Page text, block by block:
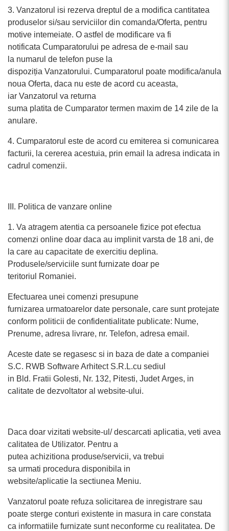
3. Vanzatorul isi rezerva dreptul de a modifica cantitatea
produselor si/sau serviciilor din comanda/Oferta, pentru
motive intemeiate. O astfel de modificare va fi
notificata Cumparatorului pe adresa de e-mail sau
la numarul de telefon puse la
dispoziția Vanzatorului. Cumparatorul poate modifica/anula
noua Oferta, daca nu este de acord cu aceasta,
iar Vanzatorul va returna
suma platita de Cumparator termen maxim de 14 zile de la
anulare.
4. Cumparatorul este de acord cu emiterea si comunicarea
facturii, la cererea acestuia, prin email la adresa indicata in
cadrul comenzii.
III. Politica de vanzare online
1. Va atragem atentia ca persoanele fizice pot efectua
comenzi online doar daca au implinit varsta de 18 ani, de
la care au capacitate de exercitiu deplina.
Produsele/serviciile sunt furnizate doar pe
teritoriul Romaniei.
Efectuarea unei comenzi presupune
furnizarea urmatoarelor date personale, care sunt protejate
conform politicii de confidentialitate publicate: Nume,
Prenume, adresa livrare, nr. Telefon, adresa email.
Aceste date se regasesc si in baza de date a companiei
S.C. RWB Software Arhitect S.R.L.cu sediul
in Bld. Fratii Golesti, Nr. 132, Pitesti, Judet Arges, in
calitate de dezvoltator al website-ului.
Daca doar vizitati website-ul/ descarcati aplicatia, veti avea
calitatea de Utilizator. Pentru a
putea achizitiona produse/servicii, va trebui
sa urmati procedura disponibila in
website/aplicatie la sectiunea Meniu.
Vanzatorul poate refuza solicitarea de inregistrare sau
poate sterge conturi existente in masura in care constata
ca informatiile furnizate sunt neconforme cu realitatea. De